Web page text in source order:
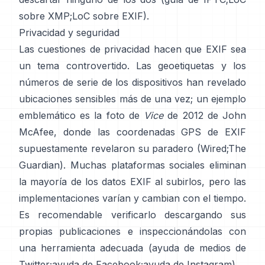
sobre XMP;LoC sobre EXIF).
Privacidad y seguridad
Las cuestiones de privacidad hacen que EXIF sea
un tema controvertido. Las geoetiquetas y los
números de serie de los dispositivos han revelado
ubicaciones sensibles más de una vez; un ejemplo
emblemático es la foto de Vicede 2012 de John
McAfee, donde las coordenadas GPS de EXIF
supuestamente revelaron su paradero (Wired;The
Guardian). Muchas plataformas sociales eliminan
la mayoría de los datos EXIF al subirlos, pero las
implementaciones varían y cambian con el tiempo.
Es recomendable verificarlo descargando sus
propias publicaciones e inspeccionándolas con
una herramienta adecuada (ayuda de medios de